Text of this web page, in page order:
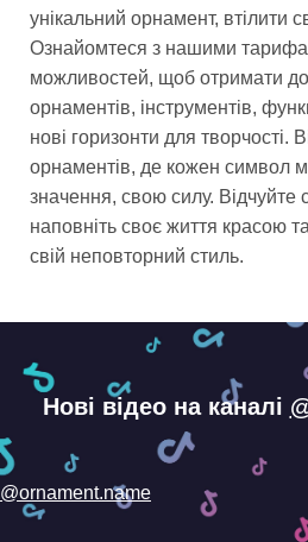
унікальний орнамент, втілити
Ознайомтеся з нашими
можливостей, щоб отримати
орнаментів, інструментів,
нові горизонти для творчості.
орнаментів, де кожен символ
значення, свою силу. Відчуйте
наповніть своє життя красою
свій неповторний стиль.
Нові відео на каналі
@ornament.name